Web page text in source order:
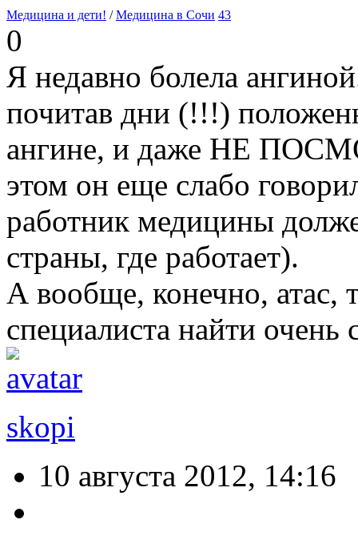
Медицина и дети! /Медицина в Сочи 43
0
Я недавно болела
почитав дни (!!!)
ангине, и даже НЕ
этом он еще слабо
работник медицины
страны, где работает).
А вообще, конечно, атас,
специалиста найти
skopi
10 августа 2012, 14:16